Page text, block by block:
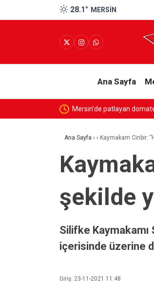
28.1° MERSIN
Ana Sayfa
Mersin’de patlayan
Ana Sayfa › › Kaymakam Cinbir:
şekilde
Silifke Kaymakamı
içerisinde üzerine
Giriş: 23-11-2021 11:48